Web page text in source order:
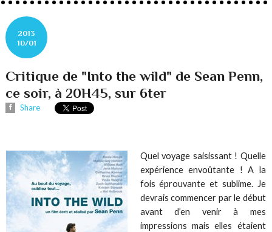
2013
10/01
Critique de "Into the wild" de Sean Penn,
ce soir, à 20H45, sur 6ter
Share
Quel voyage saisissant ! Quelle
expérience envoûtante ! A la
fois éprouvante et sublime. Je
devrais commencer par le début
avant d’en venir à mes
impressions mais elles étaient